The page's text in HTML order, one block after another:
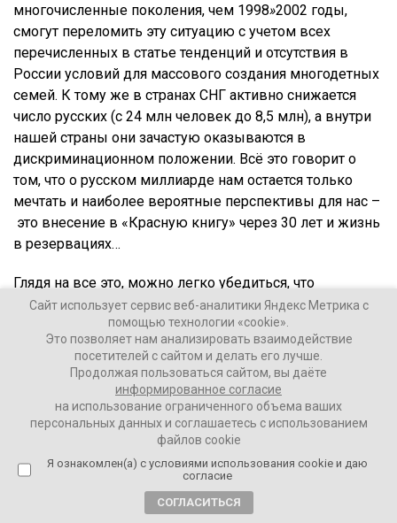
многочисленные поколения, чем 1998»2002 годы,
смогут переломить эту ситуацию с учетом всех
перечисленных в статье тенденций и отсутствия в
России условий для массового создания многодетных
семей. К тому же в странах СНГ активно снижается
число русских (с 24 млн человек до 8,5 млн), а внутри
нашей страны они зачастую оказываются в
дискриминационном положении. Всё это говорит о
том, что о русском миллиарде нам остается только
мечтать и наиболее вероятные перспективы для нас –
это внесение в «Красную книгу» через 30 лет и жизнь
в резервациях…
Глядя на все это, можно легко убедиться, что
пресловутая Доктрина Даллеса, пусть подлинность
которой и подвергают сомнению, прекрасно работает
в нашей стране:«Акт за актом мы будем разыгрывать
трагедию русского народа, самого непокорного народа
Моя компания ZENDEN тоже вписывается в
эти планы, играя роль самой непокорной обувной
компании в России, которую почти 8 лет ОПГ из ФНС
пытается задавить. Всё, что мы пережили за эти годы
в судах и следствиях, говорит о том, что западные
спецслужбы успешно воспитали у нас большое
количество Лахновских и Полиповых —
Сайт использует сервис веб-аналитики Яндекс Метрика с
помощью технологии «cookie».
Это позволяет нам анализировать взаимодействие
посетителей с сайтом и делать его лучше.
Продолжая пользоваться сайтом, вы даёте
информированное согласие
на использование ограниченного объема ваших
персональных данных и соглашаетесь с использованием
файлов cookie
Я ознакомлен(а) с условиями использования cookie и даю
согласие
СОГЛАСИТЬСЯ